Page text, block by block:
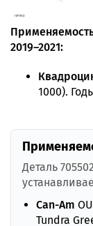
Применяемость
2019–2021:
1000).
Деталь
Can-Am
Tundra